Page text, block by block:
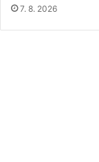
7. 8. 2026